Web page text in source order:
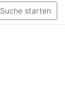
Suche starten